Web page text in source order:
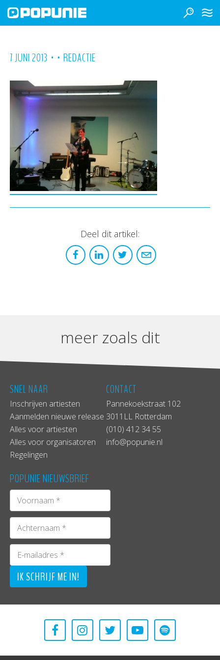
7 JUNI 2013 • • REDACTIE
Deel dit artikel:
meer zoals dit
SNEL NAAR
Inschrijven artiesten
Aanmelden nieuwe release
Alles voor artiesten
Alles voor organisatoren
Regelingen
CONTACT
Pannekoekstraat 102
3011LL Rotterdam
(010) 412 34 55
info@popunie.nl
POPUNIE NIEUWSBRIEF